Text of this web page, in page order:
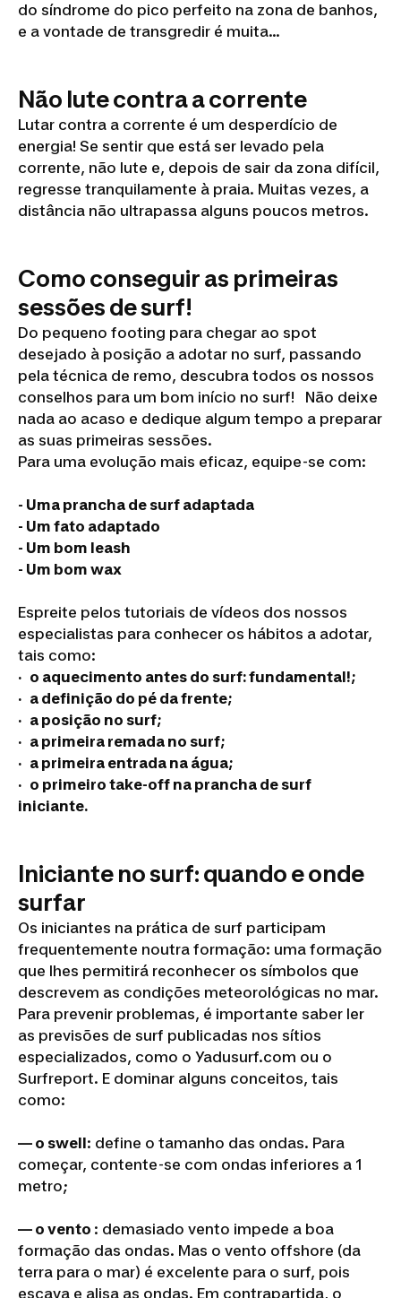
do síndrome do pico perfeito na zona de banhos,
e a vontade de transgredir é muita...
Não lute contra a corrente
Lutar contra a corrente é um desperdício de
energia! Se sentir que está ser levado pela
corrente, não lute e, depois de sair da zona difícil,
regresse tranquilamente à praia. Muitas vezes, a
distância não ultrapassa alguns poucos metros.
Como conseguir as primeiras
sessões de surf!
Do pequeno footing para chegar ao spot
desejado à posição a adotar no surf, passando
pela técnica de remo, descubra todos os nossos
conselhos para um bom início no surf! Não deixe
nada ao acaso e dedique algum tempo a preparar
as suas primeiras sessões.
Para uma evolução mais eficaz, equipe-se com:
- Uma prancha de surf adaptada
- Um fato adaptado
- Um bom leash
- Um bom wax
Espreite pelos tutoriais de vídeos dos nossos
especialistas para conhecer os hábitos a adotar,
tais como:
· o aquecimento antes do surf: fundamental!;
· a definição do pé da frente;
· a posição no surf;
· a primeira remada no surf;
· a primeira entrada na água;
· o primeiro take-off na prancha de surf
iniciante.
Iniciante no surf: quando e onde
surfar
Os iniciantes na prática de surf participam
frequentemente noutra formação: uma formação
que lhes permitirá reconhecer os símbolos que
descrevem as condições meteorológicas no mar.
Para prevenir problemas, é importante saber ler
as previsões de surf publicadas nos sítios
especializados, como o Yadusurf.com ou o
Surfreport. E dominar alguns conceitos, tais
como:
— o swell: define o tamanho das ondas. Para
começar, contente-se com ondas inferiores a 1
metro;
— o vento : demasiado vento impede a boa
formação das ondas. Mas o vento offshore (da
terra para o mar) é excelente para o surf, pois
escava e alisa as ondas. Em contrapartida, o